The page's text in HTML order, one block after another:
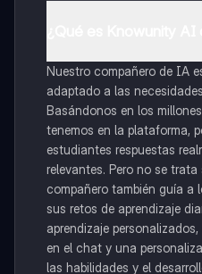
Nuestro compañero de IA
adaptado a las
Basándonos en los
tenemos en la plataforma,
estudiantes respuestas
relevantes. Pero no se
compañero también guía a
sus retos de aprendizaje
aprendizaje
en el chat y una
las habilidades y el